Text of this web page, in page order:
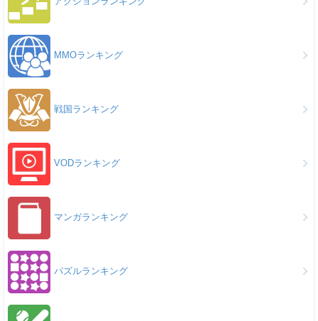
MMOランキング
戦国ランキング
VODランキング
マンガランキング
パズルランキング